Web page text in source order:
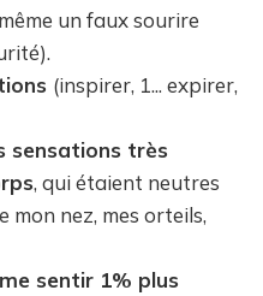
un faux sourire
(inspirer, 1... expirer,
sensations très
, qui étaient neutres
mon nez, mes orteils,
sentir 1% plus